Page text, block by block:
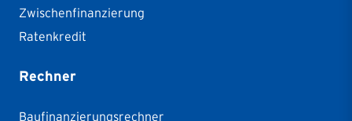
Zwischenfinanzierung
Ratenkredit
Rechner
Baufinanzierungsrechner